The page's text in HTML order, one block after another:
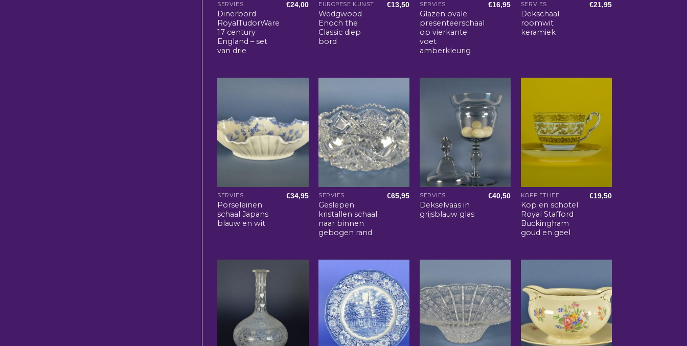
SERVIES
Dinerbord
RoyalTudorWare
17 century
England – set
van drie
€24,00 EUROPESE KUNST
Wedgwood
Enoch the
Classic diep
bord
€13,50 SERVIES
Glazen ovale
presenteerschaal
op vierkante
voet
amberkleurig
€16,95 SERVIES
Dekschaal
roomwit
keramiek
€21,95
SERVIES
Porseleinen
schaal Japans
blauw en wit
€34,95 SERVIES
Geslepen
kristallen schaal
naar binnen
gebogen rand
€65,95 SERVIES
Dekselvaas in
grijsblauw glas
€40,50 KOFFIETHEE
Kop en schotel
Royal Stafford
Buckingham
goud en geel
€19,50